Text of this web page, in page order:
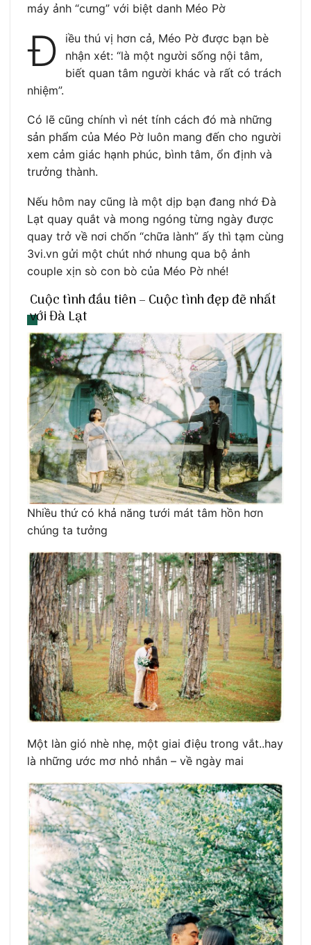
máy ảnh “cưng” với biệt danh Méo Pờ
Đ
iều thú vị hơn cả, Méo Pờ được bạn bè
nhận xét: “là một người sống nội tâm,
biết quan tâm người khác và rất có trách
nhiệm”.
Có lẽ cũng chính vì nét tính cách đó mà những
sản phẩm của Méo Pờ luôn mang đến cho người
xem cảm giác hạnh phúc, bình tâm, ổn định và
trưởng thành.
Nếu hôm nay cũng là một dịp bạn đang nhớ Đà
Lạt quay quắt và mong ngóng từng ngày được
quay trở về nơi chốn “chữa lành” ấy thì tạm cùng
3vi.vn gửi một chút nhớ nhung qua bộ ảnh
couple xịn sò con bò của Méo Pờ nhé!
Cuộc tình đầu tiên – Cuộc tình đẹp đẽ nhất
với Đà Lạt
Nhiều thứ có khả năng tưới mát tâm hồn hơn
chúng ta tưởng
Một làn gió nhè nhẹ, một giai điệu trong vắt..hay
là những ước mơ nhỏ nhắn – về ngày mai